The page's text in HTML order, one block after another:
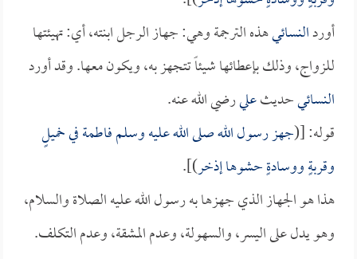
أوردالنسائيهذه الترجمة وهي: جهاز الرجل ابنته، أي: تهيئتها
للزواج، وذلك بإعطائها شيئاً تتجهز به، ويكون معها. وقد أورد
النسائيحديثعليرضي الله عنه.
قوله: [(جهز رسول الله صلى الله عليه وسلمفاطمةفي خميلٍ
وقربةٍ ووسادةٍ حشوها إذخر)].
هذا هو الجهاز الذي جهزها به رسول الله عليه الصلاة والسلام،
وهو يدل على اليسر، والسهولة، وعدم المشقة، وعدم التكلف.